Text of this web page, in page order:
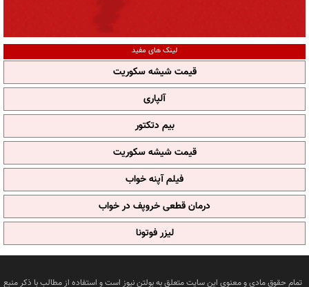
لینک های مفید
قیمت شیشه سکوریت
آلپاری
بیم دتکتور
قیمت شیشه سکوریت
فیلم آپنه خواب
درمان قطعی خروپف در خواب
لیزر فوتونا
تمام حقوق مادی و معنوی این سایت متعلق به بولتن نیوز است و استفاده از مطالب با ذکر منبع